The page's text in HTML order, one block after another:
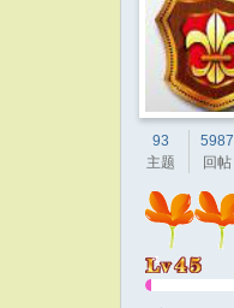
93
主题
5987
回帖